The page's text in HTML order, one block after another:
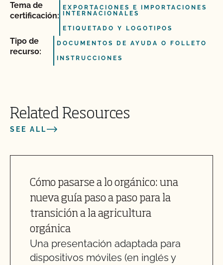
Tema de
certificación:
EXPORTACIONES E IMPORTACIONES
INTERNACIONALES
ETIQUETADO Y LOGOTIPOS
Tipo de
recurso:
DOCUMENTOS DE AYUDA O FOLLETO
INSTRUCCIONES
Related Resources
SEE ALL
Cómo pasarse a lo orgánico: una
nueva guía paso a paso para la
transición a la agricultura
orgánica
Una presentación adaptada para
dispositivos móviles (en inglés y